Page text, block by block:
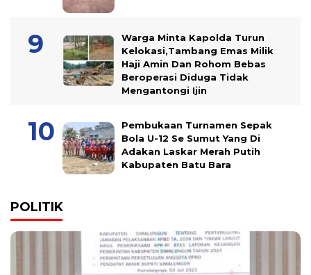
Warga Minta Kapolda Turun
Kelokasi,Tambang Emas Milik
Haji Amin Dan Rohom Bebas
Beroperasi Diduga Tidak
Mengantongi Ijin
Pembukaan Turnamen Sepak
Bola U-12 Se Sumut Yang Di
Adakan Laskar Merah Putih
Kabupaten Batu Bara
POLITIK